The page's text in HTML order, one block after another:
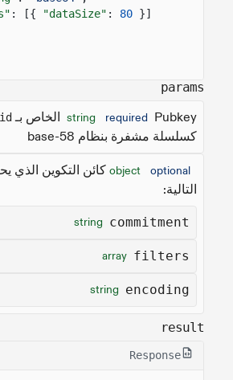
: [{ "dataSize" : 80 }]
params
string required Pubkey الخاص بـ
كسلسلة مشفرة بنظام base-58
object optional
كائن التكوين الذي
التالية:
commitment
string
filters
array
encoding
string
result
Response